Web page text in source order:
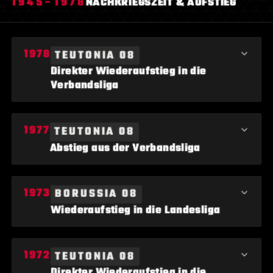
TEUTONIA 08
Direkter Wiederaufstieg in die
Verbandsliga
Teutonia 08 Lippstadt gelingt der direkte Wiederaufstieg in die
Verbandsliga.TEUTONIA 08
Abstieg aus der Verbandsliga
Teutonia 08 Lippstadt steigt aus der Verbandsliga ab.
BORUSSIA 08
Wiederaufstieg in die Landesliga
Borussia 08 Lippstadt gelingt der Wiederaufstieg in die
Landesliga.TEUTONIA 08